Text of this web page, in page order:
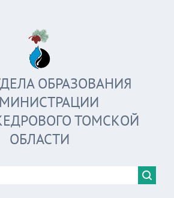
ОБРАЗОВАНИЯ
ТОМСКОЙ
ОБЛАСТИ